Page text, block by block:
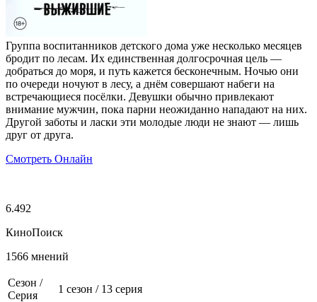
Группа воспитанников детского дома уже несколько месяцев
бродит по лесам. Их единственная долгосрочная цель —
добраться до моря, и путь кажется бесконечным. Ночью они
по очереди ночуют в лесу, а днём совершают набеги на
встречающиеся посёлки. Девушки обычно привлекают
внимание мужчин, пока парни неожиданно нападают на них.
Другой заботы и ласки эти молодые люди не знают — лишь
друг от друга.
Смотреть Онлайн
6.492
КиноПоиск
1566 мнений
Сезон /
Серия
1 сезон / 13 серия